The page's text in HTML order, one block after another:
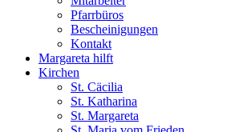
Pfarrbüros
Bescheinigungen
Kontakt
Margareta hilft
Kirchen
St. Cäcilia
St. Katharina
St. Margareta